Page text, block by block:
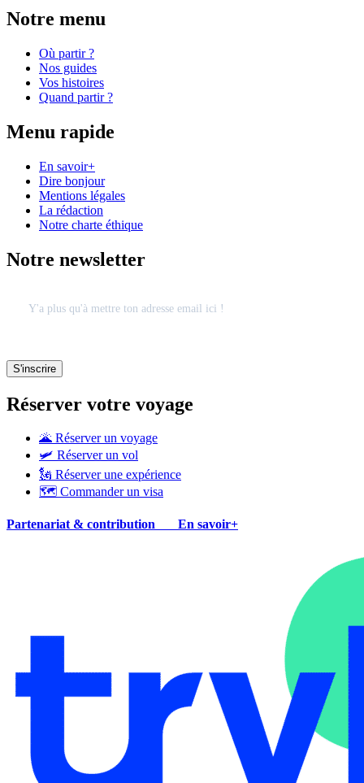
Notre menu
Où partir ?
Nos guides
Vos histoires
Quand partir ?
Menu rapide
En savoir+
Dire bonjour
Mentions légales
La rédaction
Notre charte éthique
Notre newsletter
Réserver votre voyage
🌋 Réserver un voyage
🛩 Réserver un vol
🗽 Réserver une expérience
🗺 Commander un visa
Partenariat & contribution En savoir+